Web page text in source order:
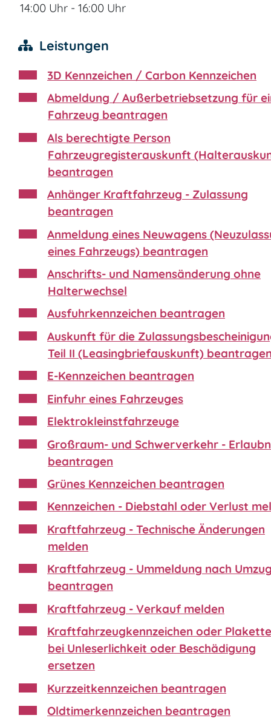
14:00 Uhr - 16:00 Uhr
Leistungen
3D Kennzeichen / Carbon Kennzeichen
Abmeldung / Außerbetriebsetzung für
Fahrzeug beantragen
Als berechtigte Person
Fahrzeugregisterauskunft
beantragen
Anhänger Kraftfahrzeug - Zulassung
beantragen
Anmeldung eines Neuwagens
eines Fahrzeugs) beantragen
Anschrifts- und Namensänderung ohne
Halterwechsel
Ausfuhrkennzeichen beantragen
Auskunft für die
Teil II (Leasingbriefauskunft)
E-Kennzeichen beantragen
Einfuhr eines Fahrzeuges
Elektrokleinstfahrzeuge
Großraum- und Schwerverkehr -
beantragen
Grünes Kennzeichen beantragen
Kennzeichen - Diebstahl oder Verlust
Kraftfahrzeug - Technische Änderungen
melden
Kraftfahrzeug - Ummeldung nach
beantragen
Kraftfahrzeug - Verkauf melden
Kraftfahrzeugkennzeichen oder
bei Unleserlichkeit oder Beschädigung
ersetzen
Kurzzeitkennzeichen beantragen
Oldtimerkennzeichen beantragen